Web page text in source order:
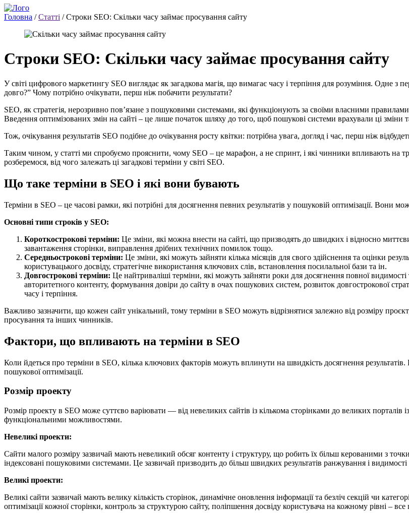
Головна /Статті /Строки SEO: Скільки часу займає просування сайту
Строки SEO: Скільки часу займає просування сайту
У світі цифрового маркетингу SEO виглядає як загадкова магія, що вимагає часу і терпіння для розуміння. Одне
довго?” Чому потрібно очікувати, перш ніж побачити результати?
SEO, як стратегія, нерозривно пов’язане з пошуковими системами, які функціонують за своїми власними
Введення оптимізованих змін на сайті – це лише початок шляху до того, щоб пошукові системи врахували ці зміни
Тож, очікування результатів SEO подібне до очікування росту квітки: потрібна увага, догляд і час, перш ніж
Таким чином, у статті ми спробуємо прояснити, чому SEO – це марафон, а не спринт, і які чинники впливають на
розберемося, від чого залежать ці загадкові терміни у світі SEO.
Що таке терміни в SEO і які вони бувають
Терміни в SEO – це часові рамки, які потрібні для досягнення певних результатів у пошуковій оптимізації. Вони
Основні типи строків у SEO:
Короткострокові терміни: Це зміни, які можна внести на сайті, що призводять до швидких і відносно
завантаження сторінки, виправлення дрібних технічних помилок тощо.
Середньострокові терміни: Це зміни, які можуть зайняти кілька місяців для свого здійснення та оцінки
користувацького досвіду, стратегічне використання ключових слів, встановлення посилальної бази та ін.
Довгострокові терміни: Це найтриваліші терміни, які можуть зайняти роки для досягнення повної
авторитетного контенту, формування довіри до сайту в очах пошукових систем, розвиток довгострокової
часу і терпіння.
Важливо зазначити, що кожен сайт унікальний, тому терміни в SEO можуть відрізнятися залежно від розміру
просування та інших чинників.
Фактори, що впливають на терміни в SEO
Коли йдеться про терміни в SEO, кілька ключових факторів можуть вплинути на швидкість досягнення
пошукової оптимізації.
Розмір проекту
Розмір проекту в SEO може суттєво варіювати — від невеликих сайтів із кількома сторінками до великих порталів
функціональними можливостями.
Невеликі проекти:
Сайти малого розміру зазвичай мають невеликий обсяг контенту і структуру, що робить їх більш керованими з
індексовані пошуковими системами. Це зазвичай призводить до більш швидких результатів ранжування і
Великі проекти:
Великі сайти зазвичай мають велику кількість сторінок, динамічне оновлення інформації та безліч секцій чи
оптимізації кожної сторінки, контроль за структурою сайту, поліпшення досвіду користувача на кожному рівні – все